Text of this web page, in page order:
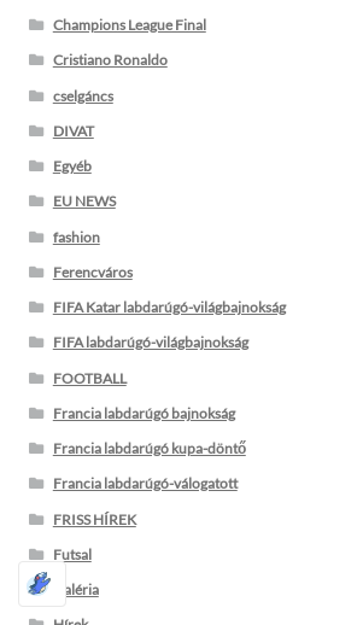
Champions League Final
Cristiano Ronaldo
cselgáncs
DIVAT
Egyéb
EU NEWS
fashion
Ferencváros
FIFA Katar labdarúgó-világbajnokság
FIFA labdarúgó-világbajnokság
FOOTBALL
Francia labdarúgó bajnokság
Francia labdarúgó kupa-döntő
Francia labdarúgó-válogatott
FRISS HÍREK
Futsal
Galéria